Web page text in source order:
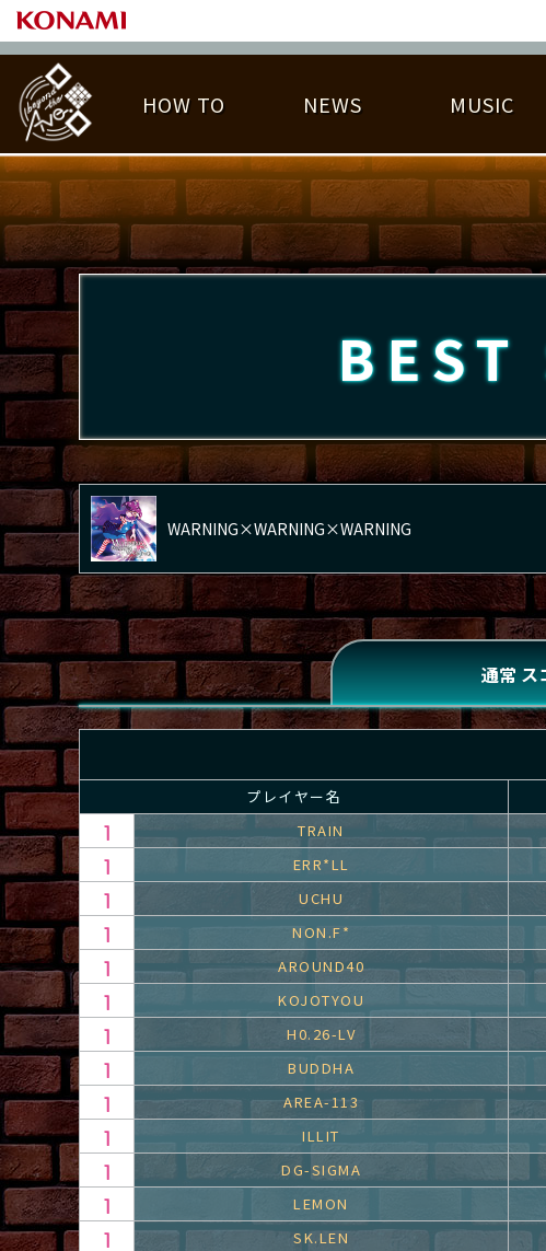
HOW TO NEWS MUSIC
PLAY DATA TOP EMBLEM
称号 プレー履歴
ライバル一覧 逆ラ
大会
LICENSE HIT CHART
BEST
WARNING×WARNING×WARNING
プレイヤー名
TRAIN
ERR*LL
UCHU
NON.F*
AROUND40
KOJOTYOU
H0.26-LV
BUDDHA
AREA-113
ILLIT
DG-SIGMA
LEMON
SK.LEN